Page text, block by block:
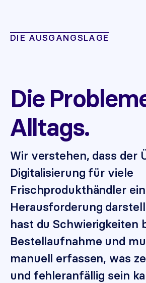
DIE AUSGANGSLAGE
Die
Alltags.
Wir verstehen, dass der
Digitalisierung für viele
Frischprodukthändler
Herausforderung
hast du Schwierigkeiten
Bestellaufnahme und
manuell erfassen, was
und fehleranfällig sein